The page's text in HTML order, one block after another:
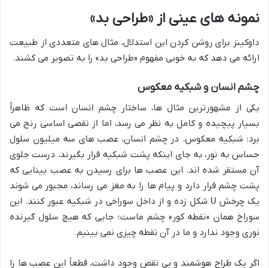
نمونه های عینی از «طراحی بد»
داوکینز برای روشن کردن این استدلال، مثال های متعددی از طبیعت
ارائه می دهد که به خوبی مفهوم «طراحی بد» را به تصویر می کشند.
چشم انسان و شبکیه معکوس
یکی از مشهورترین مثال ها، ساختار چشم انسان است که ظاهراً
بسیار پیچیده و کامل به نظر می رسد، اما از نقصی اساسی رنج می
برد: شبکیه معکوس. در چشم انسان، عصب های سه میلیون سلول
حساس به نور، به جای اینکه پشت شبکیه قرار بگیرند، درست جلوی
آن مستقر شده اند. این عصب ها برای رسیدن به عصب بینایی که
پشت چشم قرار دارد و پیام ها را به مغز می رساند، مجبور می شوند
یک چرخش U شکل زده و از داخل سوراخی در شبکیه عبور کنند. این
سوراخ همان «نقطه کور» چشم ماست؛ جایی که هیچ سلول گیرنده
نوری وجود ندارد و ما در آن نقطه چیزی نمی بینیم.
اگر یک طراح هوشمند و بی نقص وجود داشت، قطعاً این عصب ها را